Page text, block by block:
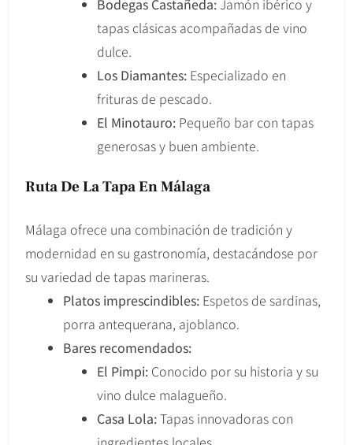
Bodegas Castañeda: Jamón ibérico y
tapas clásicas acompañadas de vino
dulce.
Los Diamantes: Especializado en
frituras de pescado.
El Minotauro: Pequeño bar con tapas
generosas y buen ambiente.
Ruta De La Tapa En Málaga
Málaga ofrece una combinación de tradición y
modernidad en su gastronomía, destacándose por
su variedad de tapas marineras.
Platos imprescindibles: Espetos de sardinas,
porra antequerana, ajoblanco.
Bares recomendados:
El Pimpi: Conocido por su historia y su
vino dulce malagueño.
Casa Lola:Tapas innovadoras con